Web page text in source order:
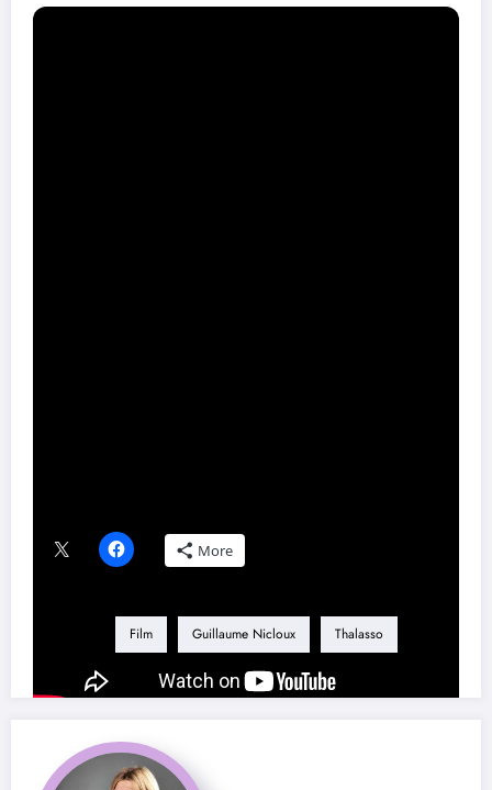
More
Film Guillaume Nicloux Thalasso